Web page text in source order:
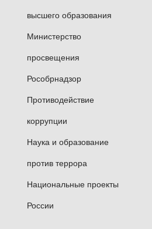
высшего образования
Министерство
просвещения
Рособрнадзор
Противодействие
коррупции
Наука и образование
против террора
Национальные проекты
России